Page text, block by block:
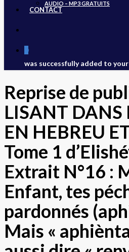
AUDIO – MP3 GRATUITS
CONTACT
was successfully added to
Reprise de
LISANT DANS
EN HEBREU
Tome 1
Extrait N°16 :
Enfant, tes
pardonnés
Mais «